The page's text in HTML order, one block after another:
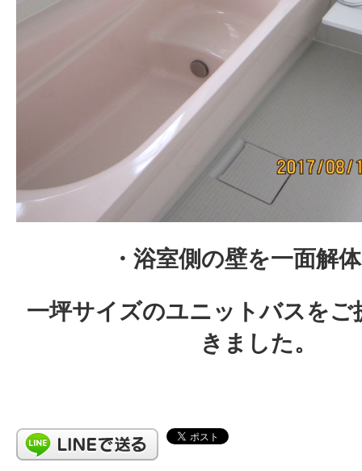
・浴室側の壁を一面解
一坪サイズのユニットバスをご
きました。